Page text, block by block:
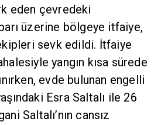
eden çevredeki
üzerine bölgeye itfaiye,
sevk edildi. İtfaiye
yangın kısa sürede
evde bulunan engelli
Esra Saltalı ile 26
Saltalı’nın cansız